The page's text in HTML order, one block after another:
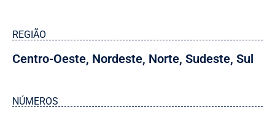
REGIÃO
Centro-Oeste, Nordeste, Norte, Sudeste, Sul
NÚMEROS